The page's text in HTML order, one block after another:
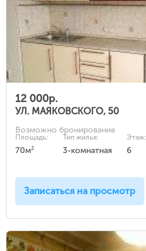
12 000р.
УЛ. МАЯКОВСКОГО, 50
Возможно бронирование
Площадь:
70м2
Тип жилья:
3-комнатная
Этаж:
6
Записаться на просмотр